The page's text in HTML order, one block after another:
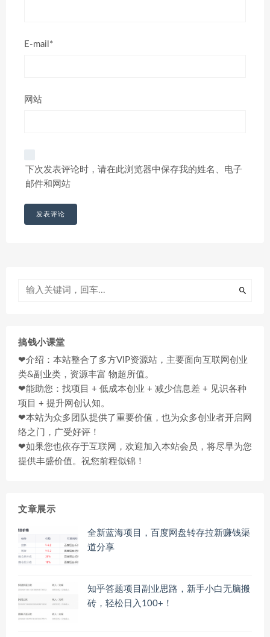
E-mail*
网站
下次发表评论时，请在此浏览器中保存我的姓名、电子
邮件和网站
搞钱小课堂
❤介绍：本站整合了多方VIP资源站，主要面向互联网创业
类&副业类，资源丰富 物超所值。
❤能助您：找项目 + 低成本创业 + 减少信息差 + 见识各种
项目 + 提升网创认知。
❤本站为众多团队提供了重要价值，也为众多创业者开启网
络之门，广受好评！
❤如果您也依存于互联网，欢迎加入本站会员，将尽早为您
提供丰盛价值。祝您前程似锦！
文章展示
全新蓝海项目，百度网盘转存拉新赚钱渠
道分享
知乎答题项目副业思路，新手小白无脑搬
砖，轻松日入100+！